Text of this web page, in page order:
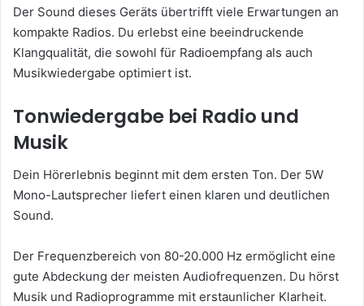
Der Sound dieses Geräts übertrifft viele Erwartungen an
kompakte Radios. Du erlebst eine beeindruckende
Klangqualität, die sowohl für Radioempfang als auch
Musikwiedergabe optimiert ist.
Tonwiedergabe bei Radio und
Musik
Dein Hörerlebnis beginnt mit dem ersten Ton. Der 5W
Mono-Lautsprecher liefert einen klaren und deutlichen
Sound.
Der Frequenzbereich von 80-20.000 Hz ermöglicht eine
gute Abdeckung der meisten Audiofrequenzen. Du hörst
Musik und Radioprogramme mit erstaunlicher Klarheit.